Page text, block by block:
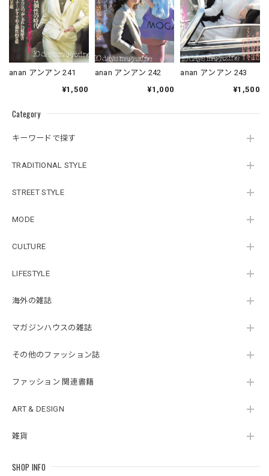
Category
キーワードで探す
TRADITIONAL STYLE
STREET STYLE
MODE
CULTURE
LIFESTYLE
海外の雑誌
マガジンハウスの雑誌
その他のファッション誌
ファッション 関連書籍
ART & DESIGN
雑貨
SHOP INFO
anan アンアン 241
¥1,500
anan アンアン 242
¥1,000
anan アンアン 243
¥1,500